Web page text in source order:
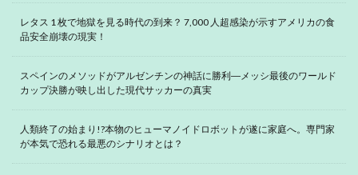
レタス 1 枚で地獄を見る時代の到来？ 7,000 人超感染が示すアメリカの食
品安全崩壊の現実！
スペインのメソッドがアルゼンチンの神話に勝利―メッシ最後のワールド
カップ決勝が映し出した現代サッカーの真実
人類終了の始まり!?本物のヒューマノイドロボットが遂に家庭へ。専門家
が本気で恐れる最悪のシナリオとは？